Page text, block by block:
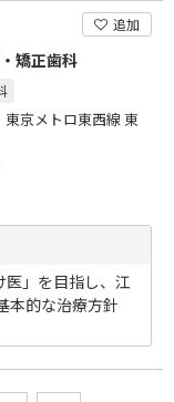
追加
矯正歯科
京メトロ東西線 東
」を目指し、江
本的な治療方針